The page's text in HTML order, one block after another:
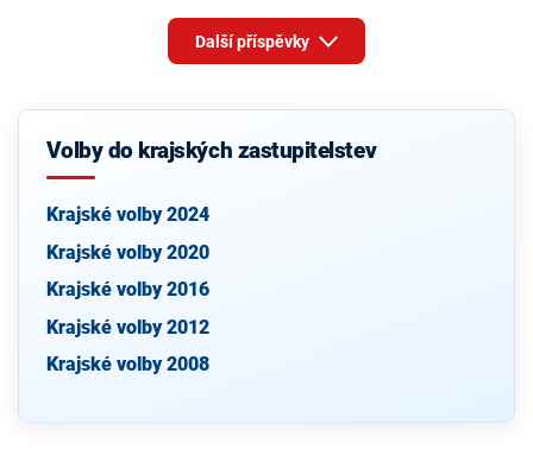
Další příspěvky
Volby do krajských zastupitelstev
Krajské volby 2024
Krajské volby 2020
Krajské volby 2016
Krajské volby 2012
Krajské volby 2008